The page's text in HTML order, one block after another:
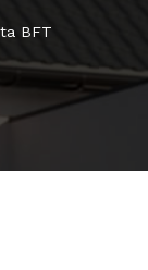
BFT